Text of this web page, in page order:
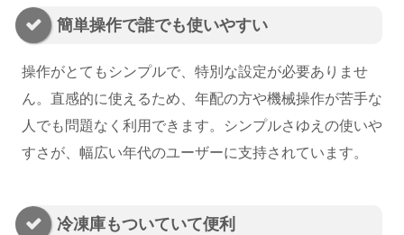
簡単操作で誰でも使いやすい
操作がとてもシンプルで、特別な設定が必要ありませ
ん。直感的に使えるため、年配の方や機械操作が苦手な
人でも問題なく利用できます。シンプルさゆえの使いや
すさが、幅広い年代のユーザーに支持されています。
冷凍庫もついていて便利